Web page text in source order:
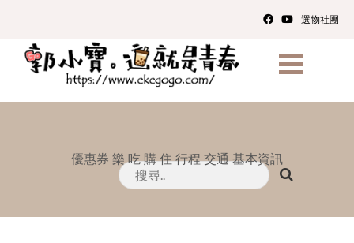
選物社團
優惠券 樂 吃 購 住 行程 交通 基本資訊